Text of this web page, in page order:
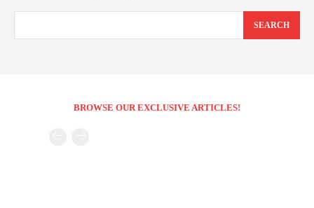
SEARCH
BROWSE OUR EXCLUSIVE ARTICLES!